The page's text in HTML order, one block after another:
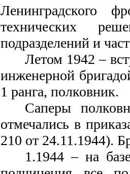
Ленинградского
технических
подразделений и
Летом 1942 –
инженерной
1 ранга, полковник.
Саперы
отмечались в
210 от 24.11.1944).
1.1944 – на